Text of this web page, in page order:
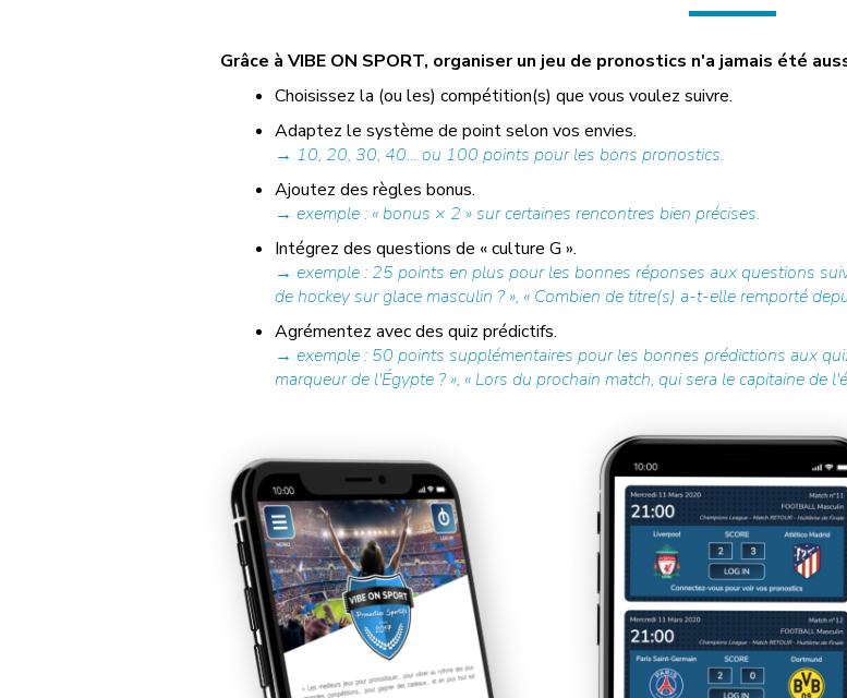
Grâce à VIBE ON SPORT, organiser un jeu de pronostics n'a jamais été
Choisissez la (ou les) compétition(s) que vous voulez suivre.
Adaptez le système de point selon vos envies.
→ 10, 20, 30, 40… ou 100 points pour les bons pronostics.
Ajoutez des règles bonus.
→ exemple : « bonus × 2 » sur certaines rencontres bien précises.
Intégrez des questions de « culture G ».
→ exemple : 25 points en plus pour les bonnes réponses aux questions
de hockey sur glace masculin ? », « Combien de titre(s) a-t-elle remporté
Agrémentez avec des quiz prédictifs.
→ exemple : 50 points supplémentaires pour les bonnes prédictions aux
marqueur de l'Égypte ? », « Lors du prochain match, qui sera le capitaine de